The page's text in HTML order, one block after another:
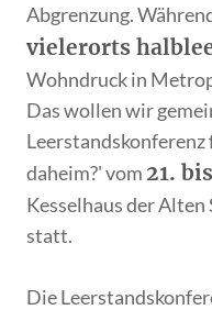
Abgrenzung.
vielerorts
Wohndruck in
Das wollen wir
Leerstandskonferenz
daheim?' vom 21.
Kesselhaus der
statt.
Die